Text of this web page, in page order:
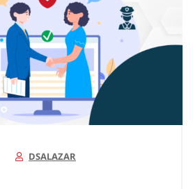
DSALAZAR